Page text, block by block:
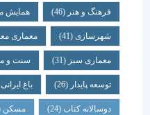
فرهنگ و هنر(46) همایش معماری (46)
شهرسازی(41) معماری معاصر(40)
معماری سبز(31) سنت و مدرنیته(30)
توسعه پایدار(26) باغ ایرانی(26)
دوسالانه کتاب(24) مسکن (24)